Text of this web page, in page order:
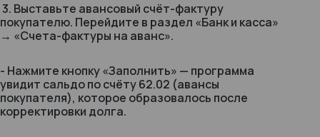
3. Выставьте авансовый счёт-фактуру
покупателю. Перейдите в раздел «Банк и касса»
→ «Счета-фактуры на аванс».
- Нажмите кнопку «Заполнить» — программа
увидит сальдо по счёту 62.02 (авансы
покупателя), которое образовалось после
корректировки долга.